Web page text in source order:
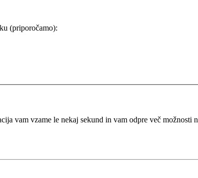
(priporočamo):
vam vzame le nekaj sekund in vam odpre več